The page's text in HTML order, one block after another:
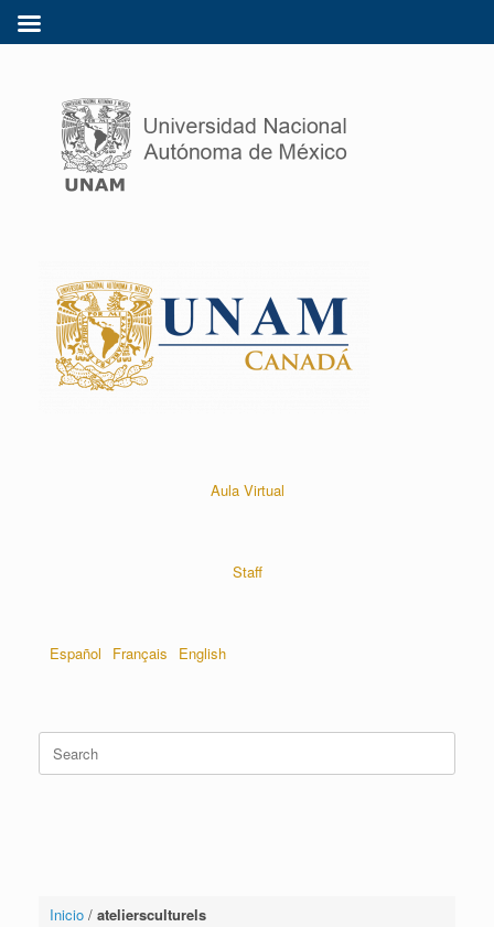
Aula Virtual
Staff
Español Français English
Inicio/ ateliersculturels